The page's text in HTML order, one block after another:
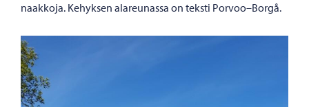
naakkoja. Kehyksen alareunassa on teksti Porvoo–Borgå.